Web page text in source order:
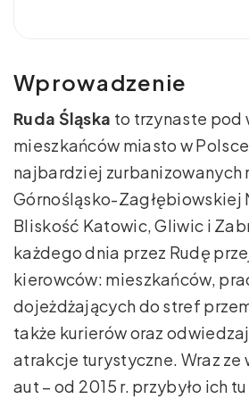
Wprowadzenie
Ruda Śląska to trzynaste pod
mieszkańców miasto w
najbardziej zurbanizowanych
Górnośląsko-Zagłębiowskiej
Bliskość Katowic, Gliwic i
każdego dnia przez Rudę
kierowców: mieszkańców,
dojeżdżających do stref
także kurierów oraz
atrakcje turystyczne. Wraz ze
aut – od 2015 r. przybyło ich